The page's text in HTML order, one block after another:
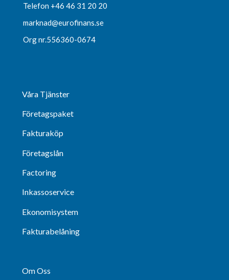
Telefon +46 46 31 20 20
marknad@eurofinans.se
Org nr.556360-0674
Våra Tjänster
Företagspaket
Fakturaköp
Företagslån
Factoring
Inkassoservice
Ekonomisystem
Fakturabelåning
Om Oss